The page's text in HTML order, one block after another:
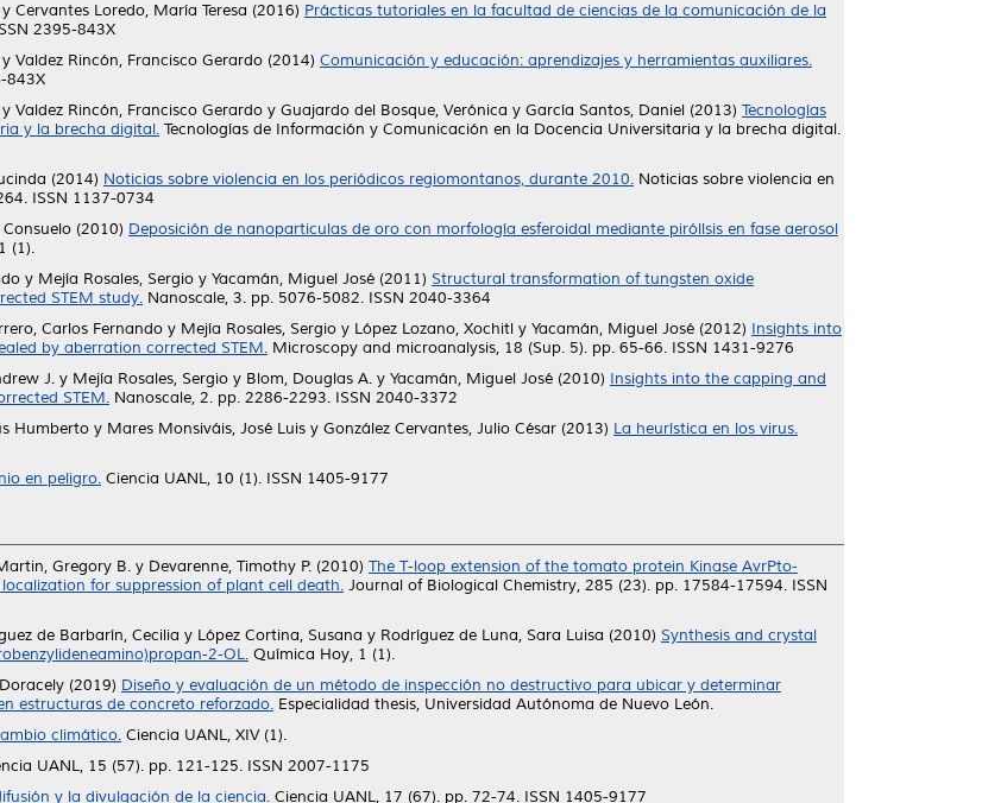
y Cervantes Loredo, María Teresa (2016) Prácticas tutoriales en la facultad de ciencias de la comunicación de la
2395-843X
y Valdez Rincón, Francisco Gerardo (2014) Comunicación y educación: aprendizajes y herramientas auxiliares.
843X
y Valdez Rincón, Francisco Gerardo y Guajardo del Bosque, Verónica y García Santos, Daniel (2013) Tecnologías
y la brecha digital. Tecnologías de Información y Comunicación en la Docencia Universitaria y la brecha digital.
(2014) Noticias sobre violencia en los periódicos regiomontanos, durante 2010. Noticias sobre violencia en
ISSN 1137-0734
(2010) Deposición de nanoparticulas de oro con morfología esferoidal mediante piróllsis en fase aerosol
(1).
y Mejía Rosales, Sergio y Yacamán, Miguel José (2011) Structural transformation of tungsten oxide
STEM study. Nanoscale, 3. pp. 5076-5082. ISSN 2040-3364
Carlos Fernando y Mejía Rosales, Sergio y López Lozano, Xochitl y Yacamán, Miguel José (2012) Insights into
by aberration corrected STEM. Microscopy and microanalysis, 18 (Sup. 5). pp. 65-66. ISSN 1431-9276
J. y Mejía Rosales, Sergio y Blom, Douglas A. y Yacamán, Miguel José (2010) Insights into the capping and
STEM. Nanoscale, 2. pp. 2286-2293. ISSN 2040-3372
Humberto y Mares Monsiváis, José Luis y González Cervantes, Julio César (2013) La heurística en los virus.
en peligro. Ciencia UANL, 10 (1). ISSN 1405-9177
Gregory B. y Devarenne, Timothy P. (2010) The T-loop extension of the tomato protein Kinase AvrPto-
for suppression of plant cell death. Journal of Biological Chemistry, 285 (23). pp. 17584-17594. ISSN
de Barbarín, Cecilia y López Cortina, Susana y Rodríguez de Luna, Sara Luisa (2010) Synthesis and crystal
2-OL. Química Hoy, 1 (1).
(2019) Diseño y evaluación de un método de inspección no destructivo para ubicar y determinar
estructuras de concreto reforzado. Especialidad thesis, Universidad Autónoma de Nuevo León.
climático. Ciencia UANL, XIV (1).
UANL, 15 (57). pp. 121-125. ISSN 2007-1175
y la divulgación de la ciencia. Ciencia UANL, 17 (67). pp. 72-74. ISSN 1405-9177